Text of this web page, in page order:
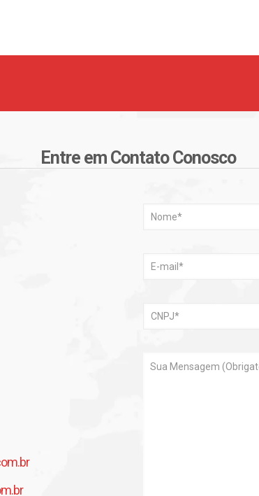
Entre em Contato Conosco